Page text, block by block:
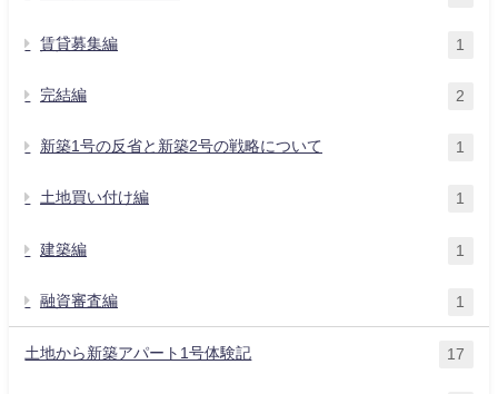
賃貸募集編 1
完結編 2
新築1号の反省と新築2号の戦略について 1
土地買い付け編 1
建築編 1
融資審査編 1
土地から新築アパート1号体験記 17